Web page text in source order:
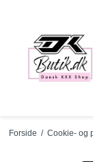
Forside / Cookie- og